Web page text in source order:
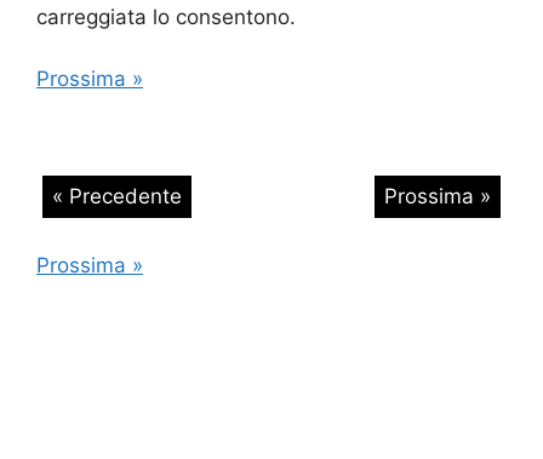
carreggiata lo consentono.
Prossima »
« Precedente Prossima »
Prossima »